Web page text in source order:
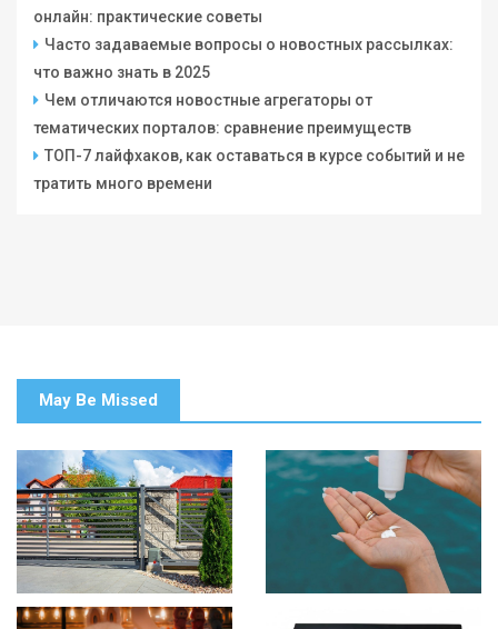
онлайн: практические советы
Часто задаваемые вопросы о новостных рассылках:
что важно знать в 2025
Чем отличаются новостные агрегаторы от
тематических порталов: сравнение преимуществ
ТОП-7 лайфхаков, как оставаться в курсе событий и не
тратить много времени
May Be Missed